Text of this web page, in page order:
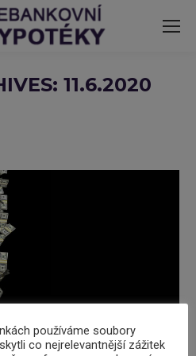
11.6.2020
používáme soubory
co nejrelevantnější zážitek